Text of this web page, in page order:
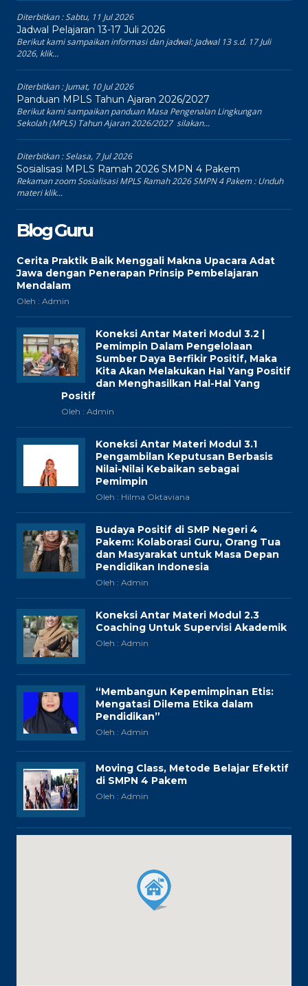
Diterbitkan :Sabtu, 11 Jul 2026
Jadwal Pelajaran 13-17 Juli 2026
Berikut kami sampaikan informasi dan jadwal: Jadwal 13 s.d. 17 Juli
2026, klik...
Diterbitkan :Jumat, 10 Jul 2026
Panduan MPLS Tahun Ajaran 2026/2027
Berikut kami sampaikan panduan Masa Pengenalan Lingkungan
Sekolah (MPLS) Tahun Ajaran 2026/2027 silakan...
Diterbitkan :Selasa, 7 Jul 2026
Sosialisasi MPLS Ramah 2026 SMPN 4 Pakem
Rekaman zoom Sosialisasi MPLS Ramah 2026 SMPN 4 Pakem : Unduh
materi klik...
Blog Guru
Cerita Praktik Baik Menggali Makna Upacara Adat
Jawa dengan Penerapan Prinsip Pembelajaran
Mendalam
Oleh : Admin
Koneksi Antar Materi Modul 3.2 |
Pemimpin Dalam Pengelolaan
Sumber Daya Berfikir Positif, Maka
Kita Akan Melakukan Hal Yang Positif
dan Menghasilkan Hal-Hal Yang
Positif
Oleh : Admin
Koneksi Antar Materi Modul 3.1
Pengambilan Keputusan Berbasis
Nilai-Nilai Kebaikan sebagai
Pemimpin
Oleh : Hilma Oktaviana
Budaya Positif di SMP Negeri 4
Pakem: Kolaborasi Guru, Orang Tua
dan Masyarakat untuk Masa Depan
Pendidikan Indonesia
Oleh : Admin
Koneksi Antar Materi Modul 2.3
Coaching Untuk Supervisi Akademik
Oleh : Admin
“Membangun Kepemimpinan Etis:
Mengatasi Dilema Etika dalam
Pendidikan”
Oleh : Admin
Moving Class, Metode Belajar Efektif
di SMPN 4 Pakem
Oleh : Admin